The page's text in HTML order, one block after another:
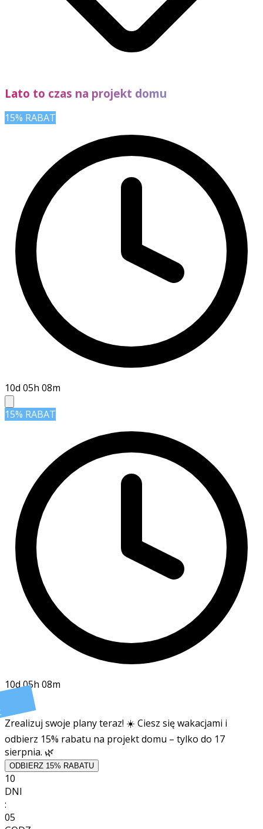
Lato to czas na projekt domu
15% RABAT
10d 05h 08m
15% RABAT
10d 05h 08m
Zrealizuj swoje plany teraz! ☀️ Ciesz się wakacjami i
odbierz 15% rabatu na projekt domu – tylko do 17
sierpnia. 🌿
ODBIERZ 15% RABATU
10
DNI
:
05